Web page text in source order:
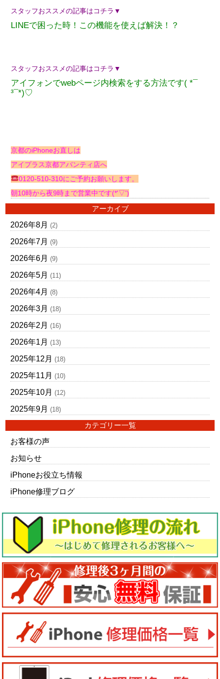
スタッフおススメの記事はコチラ▼
LINEで困った時！この機能を使えば解決！？
スタッフおススメの記事はコチラ▼
アイフォンでwebページ内検索をする方法です( *¯
³¯*)♡
京都のiPhoneお直しは
アイプラス京都アバンティ店へ
0120-510-310にご予約お願いします。
朝10時から夜9時まで営業中です(*'▽')
アーカイブ
2026年8月 (2)
2026年7月 (9)
2026年6月 (9)
2026年5月 (11)
2026年4月 (8)
2026年3月 (18)
2026年2月 (16)
2026年1月 (13)
2025年12月 (18)
2025年11月 (10)
2025年10月 (12)
2025年9月 (18)
カテゴリー一覧
お客様の声
お知らせ
iPhoneお役立ち情報
iPhone修理ブログ